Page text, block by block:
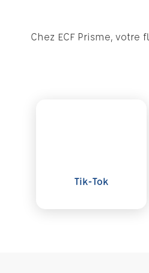
Chez ECF Prisme,
Tik-Tok